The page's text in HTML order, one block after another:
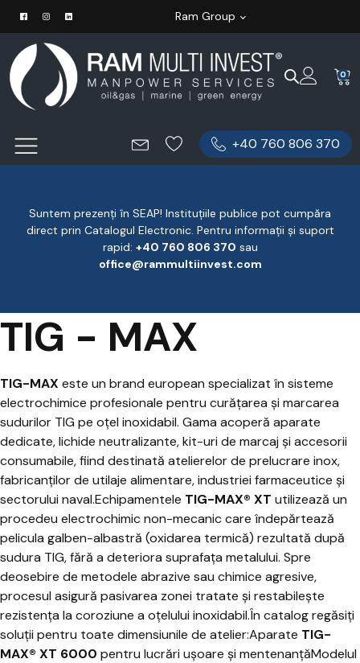
Ram Group
0
+40 760 806 370
Suntem prezenți în SEAP! Instituțiile publice pot cumpăra
direct prin Catalogul Electronic. Pentru informații și suport
rapid: ‪+40 760 806 370 ‬ sau
office@rammultiinvest.com
TIG - MAX
TIG-MAX este un brand european specializat în sisteme
electrochimice profesionale pentru curățarea și marcarea
sudurilor TIG pe oțel inoxidabil. Gama acoperă aparate
dedicate, lichide neutralizante, kit-uri de marcaj și accesorii
consumabile, fiind destinată atelierelor de prelucrare inox,
fabricanților de utilaje alimentare, industriei farmaceutice și
sectorului naval.Echipamentele TIG-MAX® XT utilizează un
procedeu electrochimic non-mecanic care îndepărtează
pelicula galben-albastră (oxidarea termică) rezultată după
sudura TIG, fără a deteriora suprafața metalului. Spre
deosebire de metodele abrazive sau chimice agresive,
procesul asigură pasivarea zonei tratate și restabilește
rezistența la coroziune a oțelului inoxidabil.În catalog regăsiți
soluții pentru toate dimensiunile de atelier:Aparate TIG-
MAX® XT 6000 pentru lucrări ușoare și mentenanțăModelul